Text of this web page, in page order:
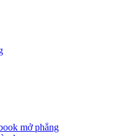
mở phẳng